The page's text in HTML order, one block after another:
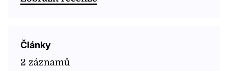
Články
2 záznamů